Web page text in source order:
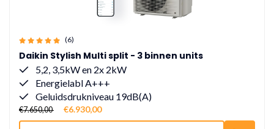
(6)
Daikin Stylish Multi split - 3 binnen units
5,2, 3,5kW en 2x 2kW
Energielabl A+++
Geluidsdrukniveau 19dB(A)
€7.650,00 €6.930,00